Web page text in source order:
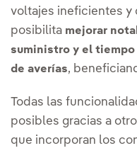
voltajes ineficientes y
posibilita mejorar
suministro y el
de averías,
Todas las
posibles gracias a
que incorporan los